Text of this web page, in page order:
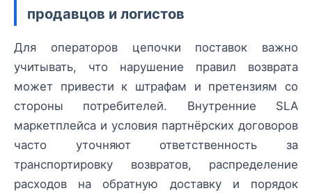
продавцов и логистов
Для операторов цепочки поставок важно
учитывать, что нарушение правил возврата
может привести к штрафам и претензиям со
стороны потребителей. Внутренние SLA
маркетплейса и условия партнёрских договоров
часто уточняют ответственность за
транспортировку возвратов, распределение
расходов на обратную доставку и порядок